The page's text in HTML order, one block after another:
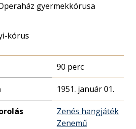
gyermekkórusa
kórus
90 perc
1951. január 01.
Zenés hangjáték
Zenemű